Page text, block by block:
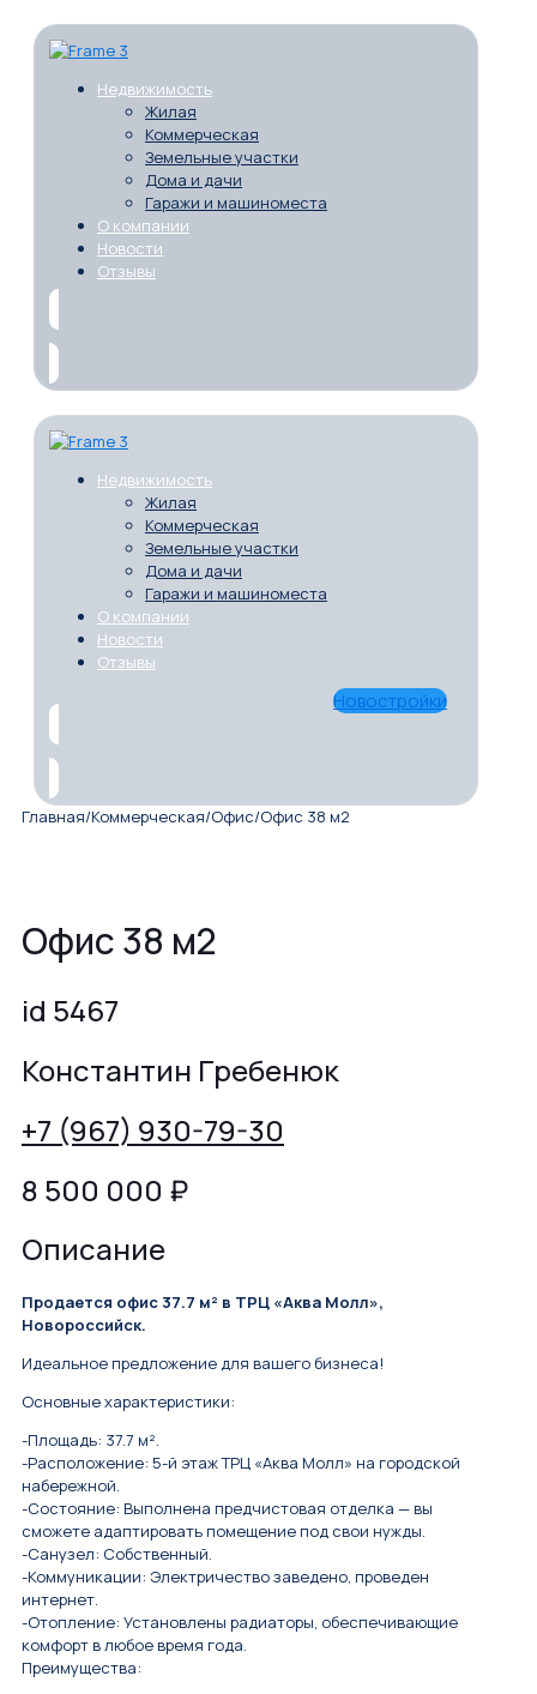
Недвижимость
Жилая
Коммерческая
Земельные участки
Дома и дачи
Гаражи и машиноместа
О компании
Новости
Отзывы
Недвижимость
Жилая
Коммерческая
Земельные участки
Дома и дачи
Гаражи и машиноместа
О компании
Новости
Отзывы
Новостройки
Главная/Коммерческая/Офис/Офис 38 м2
Офис 38 м2
id 5467
Константин Гребенюк
+7 (967) 930-79-30
8 500 000 ₽
Описание
Продается офис 37.7 м² в ТРЦ «Аква Молл»,
Новороссийск.
Идеальное предложение для вашего бизнеса!
Основные характеристики:
-Площадь: 37.7 м².
-Расположение: 5-й этаж ТРЦ «Аква Молл» на городской
набережной.
-Состояние: Выполнена предчистовая отделка — вы
сможете адаптировать помещение под свои нужды.
-Санузел: Собственный.
-Коммуникации: Электричество заведено, проведен
интернет.
-Отопление: Установлены радиаторы, обеспечивающие
комфорт в любое время года.
Преимущества: